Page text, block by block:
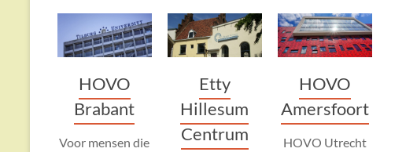
HOVO
Brabant
Voor mensen die
Etty
Hillesum
Centrum
HOVO
Amersfoort
HOVO Utrecht